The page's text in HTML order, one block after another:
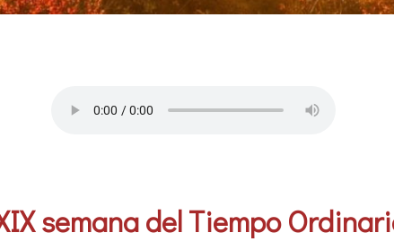
semana del Tiempo